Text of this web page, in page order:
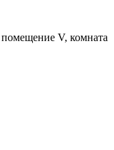
V, комната